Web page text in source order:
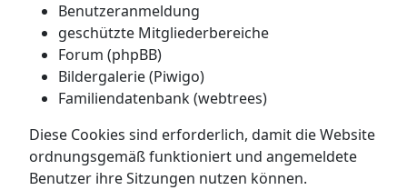
Benutzeranmeldung
geschützte Mitgliederbereiche
Forum (phpBB)
Bildergalerie (Piwigo)
Familiendatenbank (webtrees)
Diese Cookies sind erforderlich, damit die Website
ordnungsgemäß funktioniert und angemeldete
Benutzer ihre Sitzungen nutzen können.